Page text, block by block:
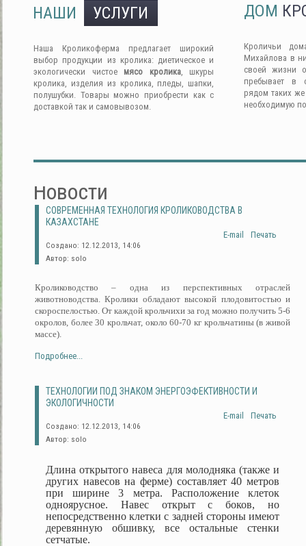
НАШИ УСЛУГИ
Наша Кроликоферма предлагает широкий
выбор продукции из кролика: диетическое и
экологически чистое мясо кролика, шкуры
кролика, изделия из кролика, пледы, шапки,
полушубки. Товары можно приобрести как с
доставкой так и самовывозом.
ДОМ
Кроличьи
Михайлова в
своей жизни
пребывает в
рядом таких
необходимую
Новости
СОВРЕМЕННАЯ ТЕХНОЛОГИЯ КРОЛИКОВОДСТВА В
КАЗАХСТАНЕ
Печать
E-mail
Создано: 12.12.2013, 14:06
Автор: solo
Кролиководство – одна из перспективных отраслей
животноводства. Кролики обладают высокой плодовитостью и
скороспелостью. От каждой крольчихи за год можно получить 5-6
окролов, более 30 крольчат, около 60-70 кг крольчатины (в живой
массе).
Подробнее...
ТЕХНОЛОГИИ ПОД ЗНАКОМ ЭНЕРГОЭФЕКТИВНОСТИ И
ЭКОЛОГИЧНОСТИ
Печать
E-mail
Создано: 12.12.2013, 14:06
Автор: solo
Длина открытого навеса для молодняка (также и
других навесов на ферме) составляет 40 метров
при ширине 3 метра. Расположение клеток
одноярусное. Навес открыт с боков, но
непосредственно клетки с задней стороны имеют
деревянную обшивку, все остальные стенки
сетчатые.